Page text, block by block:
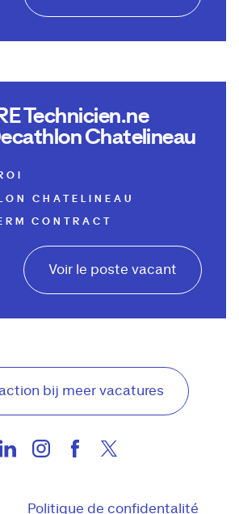
Technicien.ne
Chatelineau
CHATELINEAU
CONTRACT
Voir le poste vacant
bij meer vacatures
Politique de confidentalité